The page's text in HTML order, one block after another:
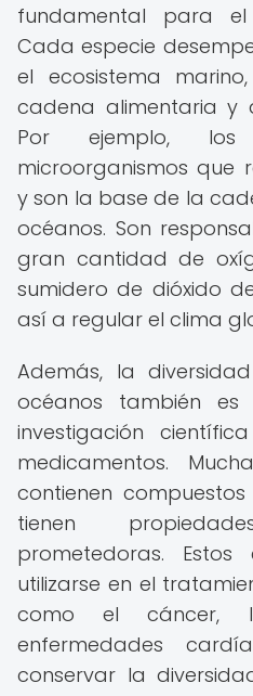
fundamental para el
Cada especie
el ecosistema
cadena alimentaria y
Por ejemplo, los
microorganismos que
y son la base de la
océanos. Son
gran cantidad de
sumidero de dióxido
así a regular el clima
Además, la
océanos también
investigación
medicamentos.
contienen
tienen
prometedoras. Estos
utilizarse en el
como el
enfermedades
conservar la